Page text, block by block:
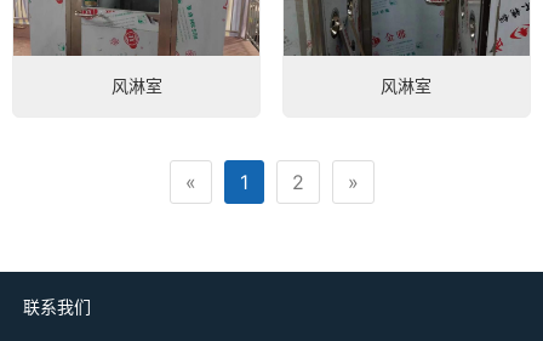
风淋室 风淋室
« 1 2 »
联系我们